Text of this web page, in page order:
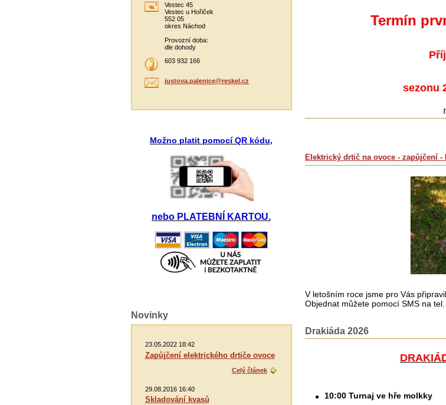
Termín
sezonu
Elektrický drtič na ovoce - zapůjčení -
V letošním roce jsme pro Vás
Objednat můžete pomocí SMS na
Drakiáda 2026
10:00 Turnaj ve hře molkky
Vestec 45
Vestec u Hořiček
552 05
okres Náchod
Provozní doba:
dle dohody
603 932 166
justova.palenice@reskel.cz
Možno platit pomocí QR kódu,
nebo PLATEBNÍ KARTOU.
Novinky
23.05.2022 18:42
Zapůjčení elektrického drtiče ovoce
Celý článek
29.08.2016 16:40
Skladování kvasů